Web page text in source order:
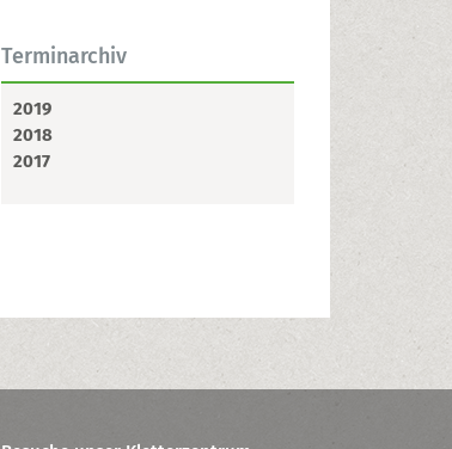
Terminarchiv
2019
2018
2017